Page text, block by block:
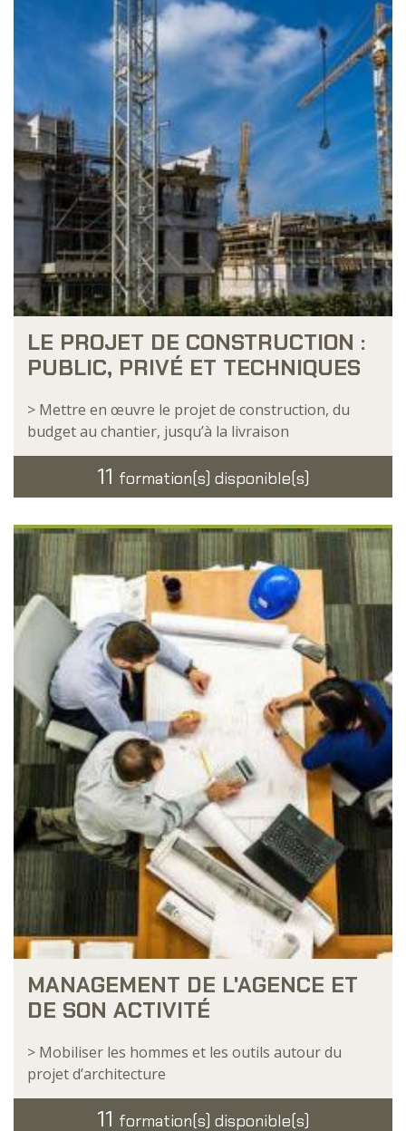
LE PROJET DE CONSTRUCTION :
PUBLIC, PRIVÉ ET TECHNIQUES
> Mettre en œuvre le projet de construction, du
budget au chantier, jusqu’à la livraison
11 formation(s) disponible(s)
MANAGEMENT DE L'AGENCE ET
DE SON ACTIVITÉ
> Mobiliser les hommes et les outils autour du
projet d’architecture
11 formation(s) disponible(s)